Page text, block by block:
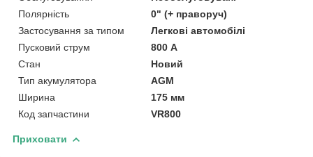
Полярність
0" (+ праворуч)
Застосування за типом
Легкові автомобілі
Пусковий струм
800 А
Стан
Новий
Тип акумулятора
AGM
Ширина
175 мм
Код запчастини
VR800
Приховати